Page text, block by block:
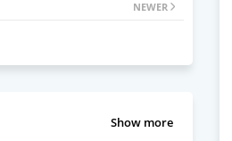
NEWER
Show more